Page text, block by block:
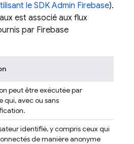
le SDK Admin Firebase).
est associé aux flux
par Firebase
peut être exécutée par
qui, avec ou sans
identifié, y compris ceux qui
de manière anonyme